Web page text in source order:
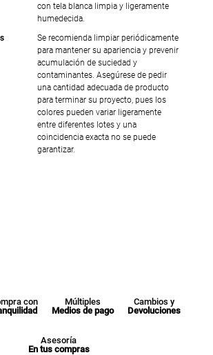
con tela blanca limpia y ligeramente
humedecida.
Se recomienda limpiar periódicamente
para mantener su apariencia y prevenir
acumulación de suciedad y
contaminantes. Asegúrese de pedir
una cantidad adecuada de producto
para terminar su proyecto, pues los
colores pueden variar ligeramente
entre diferentes lotes y una
coincidencia exacta no se puede
garantizar.
con
Múltiples
Medios de pago
Cambios y
Devoluciones
Asesoría
En tus compras